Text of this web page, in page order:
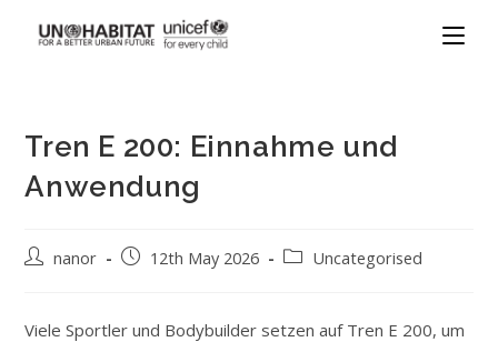
Tren E 200: Einnahme und
Anwendung
nanor 12th May 2026 Uncategorised
Viele Sportler und Bodybuilder setzen auf Tren E 200, um